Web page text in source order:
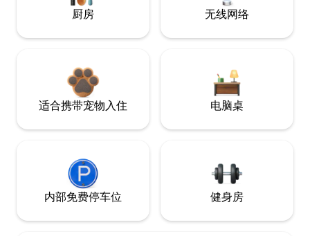
厨房 无线网络
适合携带宠物入住 电脑桌
内部免费停车位 健身房